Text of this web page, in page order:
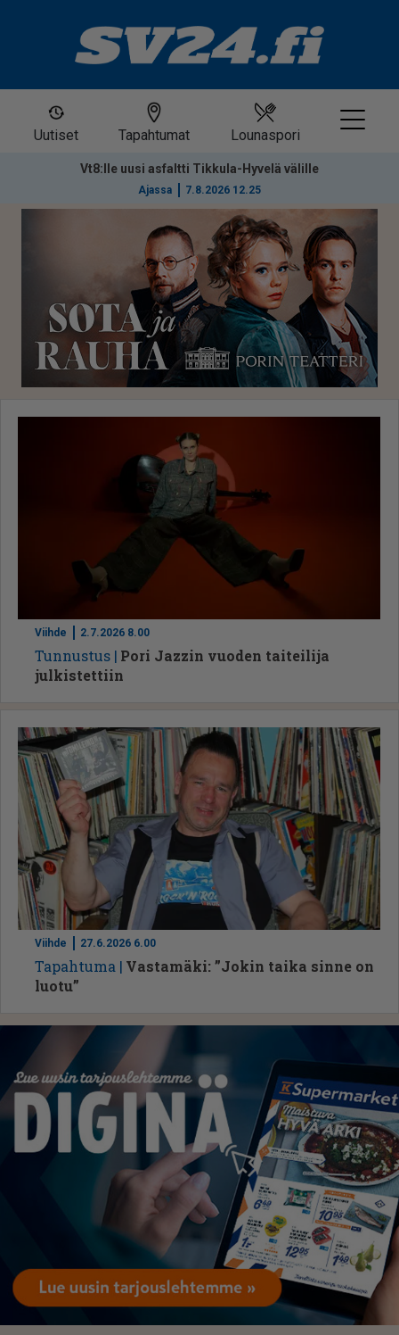
Uutiset Tapahtumat Lounaspori
Vt8:lle uusi asfaltti Tikkula-Hyvelä välille
Ajassa 7.8.2026 12.25
Viihde 2.7.2026 8.00
Tun­nus­tus Pori Jazzin vuoden taiteilija
julkistettiin
Viihde 27.6.2026 6.00
Ta­pah­tu­ma
Vastamäki: ”Jokin taika sinne on
luotu”